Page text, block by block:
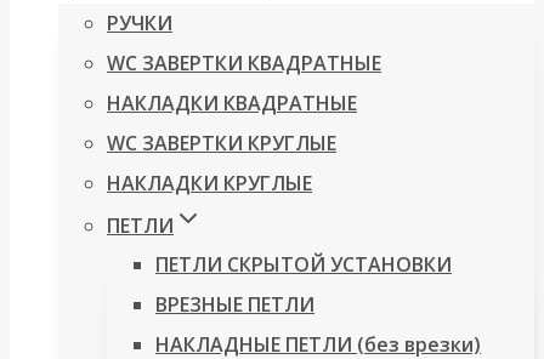
РУЧКИ
WC ЗАВЕРТКИ КВАДРАТНЫЕ
НАКЛАДКИ КВАДРАТНЫЕ
WC ЗАВЕРТКИ КРУГЛЫЕ
НАКЛАДКИ КРУГЛЫЕ
ПЕТЛИ
ПЕТЛИ СКРЫТОЙ УСТАНОВКИ
ВРЕЗНЫЕ ПЕТЛИ
НАКЛАДНЫЕ ПЕТЛИ (без врезки)